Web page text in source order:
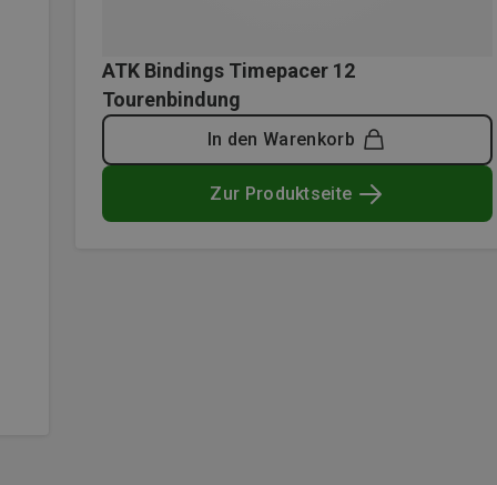
ATK Bindings Timepacer 12
Tourenbindung
In den Warenkorb
Zur Produktseite